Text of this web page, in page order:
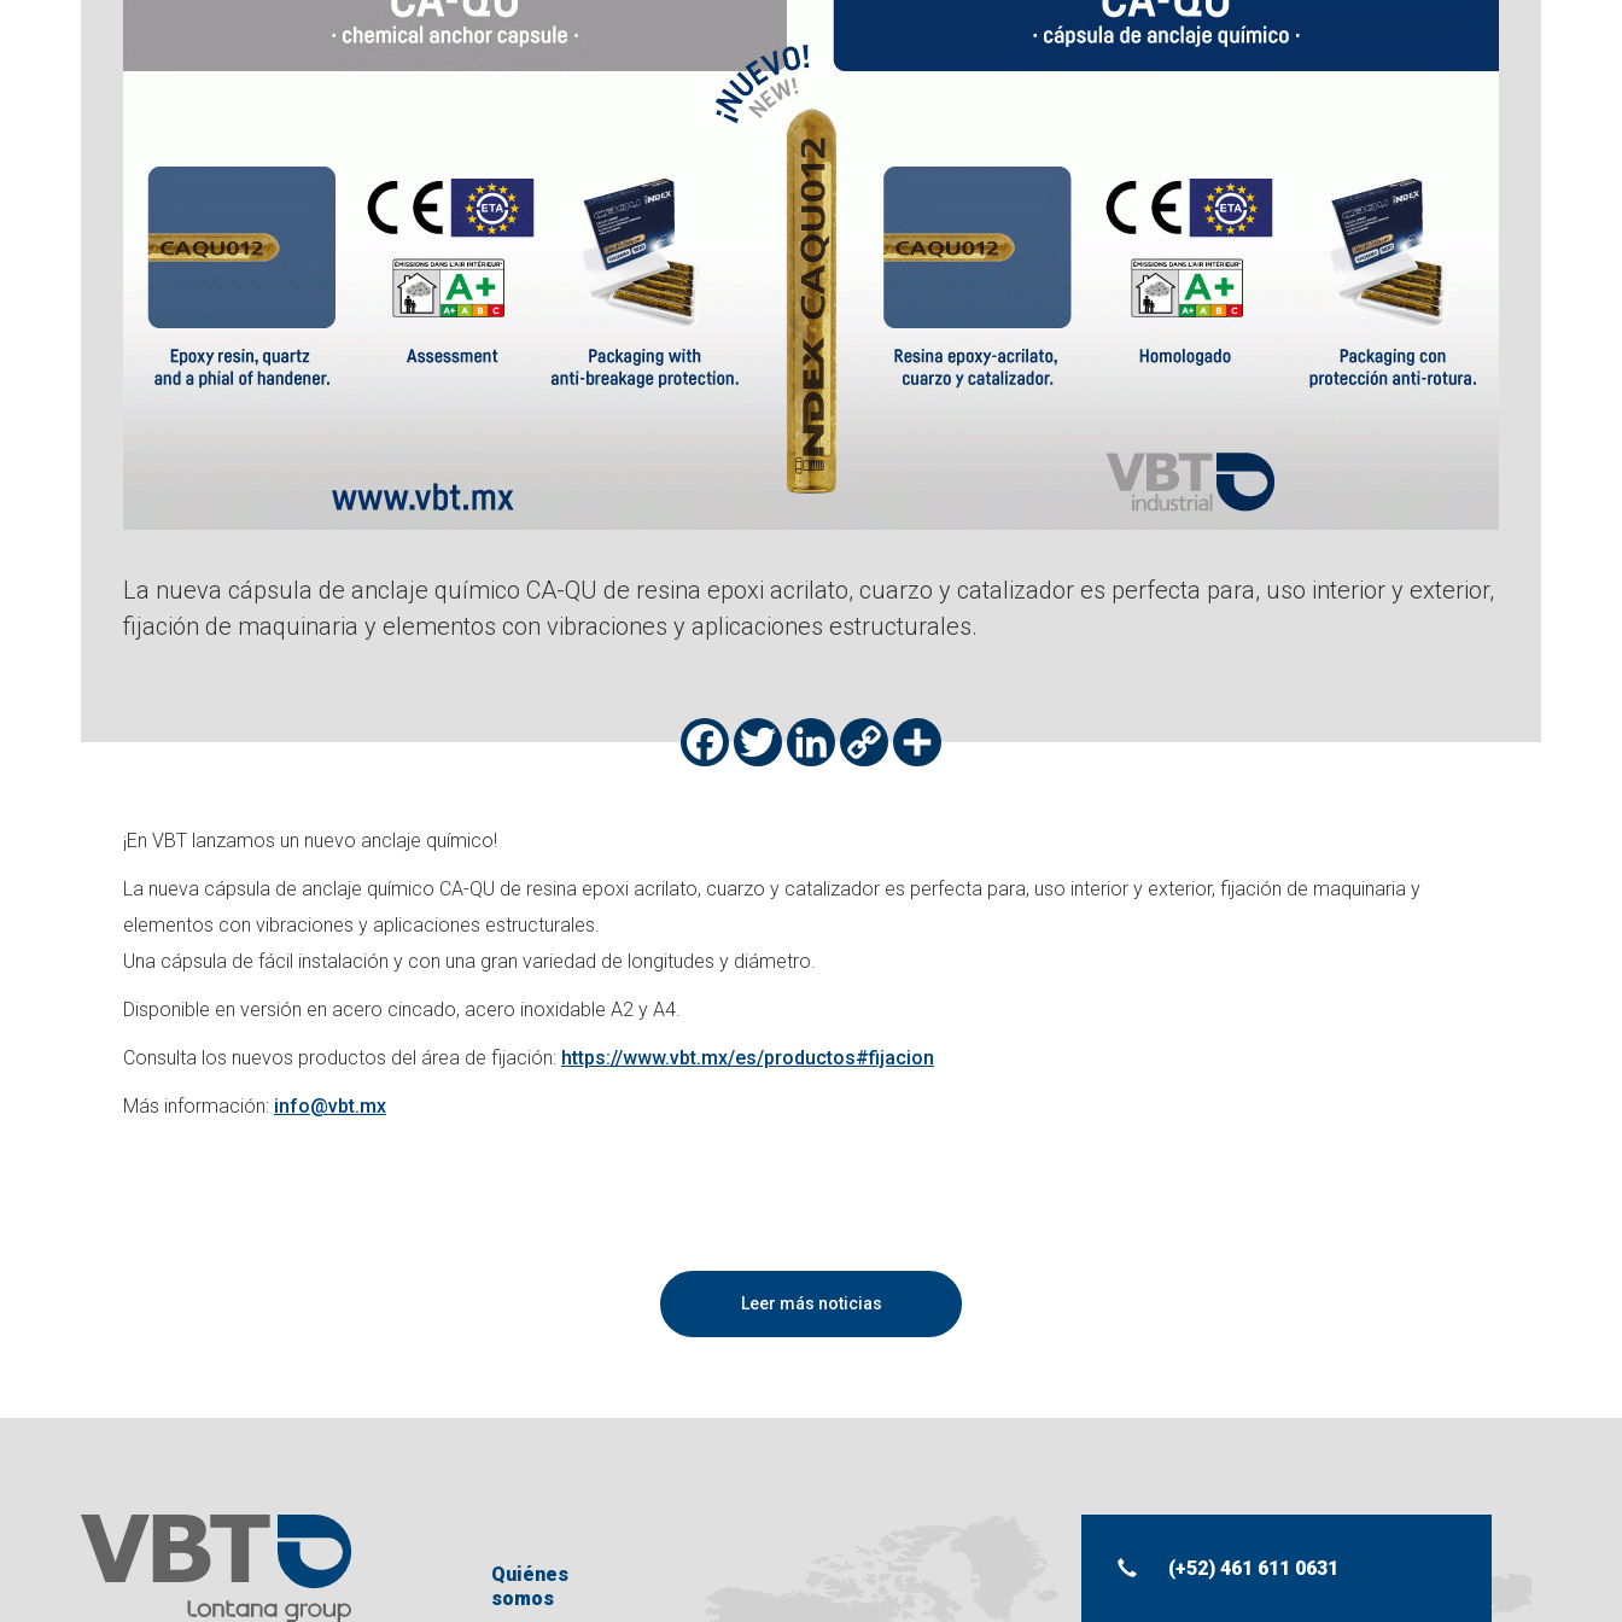
La nueva cápsula de anclaje químico CA-QU de resina epoxi acrilato, cuarzo y catalizador es perfecta para, uso interior y exterior,
fijación de maquinaria y elementos con vibraciones y aplicaciones estructurales.
Facebook
TwitterLinkedInCopy Share
¡En VBT lanzamos un nuevo anclaje químico!
La nueva cápsula de anclaje químico CA-QU de resina epoxi acrilato, cuarzo y catalizador es perfecta para, uso interior y exterior, fijación de maquinaria y
elementos con vibraciones y aplicaciones estructurales.
Una cápsula de fácil instalación y con una gran variedad de longitudes y diámetro.
Disponible en versión en acero cincado, acero inoxidable A2 y A4.
Consulta los nuevos productos del área de fijación: https://www.vbt.mx/es/productos#fijacion
Más información: info@vbt.mx
Leer más noticias
Quiénes
somos
(+52) 461 611 0631